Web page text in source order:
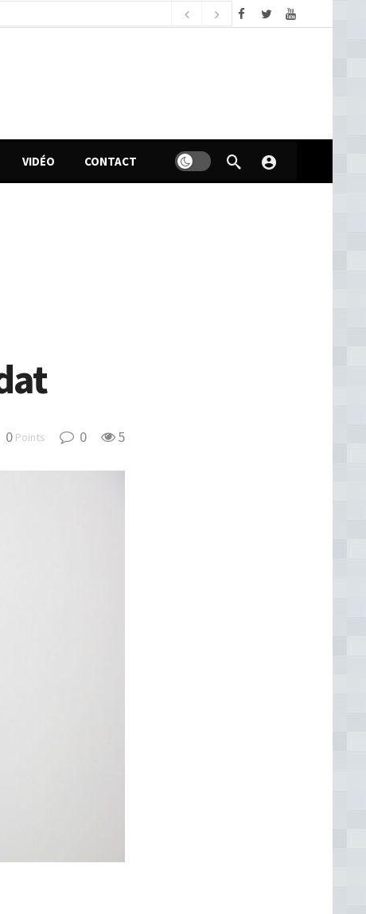
des femmes en Guinée
dimanche, août 9, 2026
VIDÉO CONTACT
0 Points 0 5